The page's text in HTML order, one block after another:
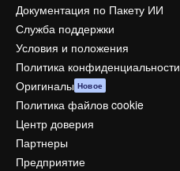
Документация по Пакету ИИ
Служба поддержки
Условия и положения
Политика конфиденциальности
Оригиналы Новое
Политика файлов cookie
Центр доверия
Партнеры
Предприятие